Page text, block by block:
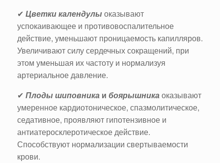
✔ Цветки календулыоказывают
успокаивающее и противовоспалительное
действие, уменьшают проницаемость капилляров.
Увеличивают силу сердечных сокращений, при
этом уменьшая их частоту и нормализуя
артериальное давление.
✔ Плоды шиповника и боярышникаоказывают
умеренное кардиотоническое, спазмолитическое,
седативное, проявляют гипотензивное и
антиатеросклеротическое действие.
Способствуют нормализации свертываемости
крови.